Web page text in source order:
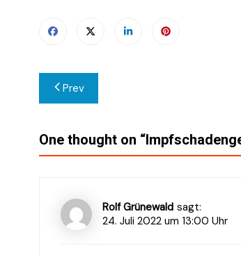
Beitragsnavigation
Prev
One thought on “
Rolf Grünewald sagt:
24. Juli 2022 um 13:00 Uhr